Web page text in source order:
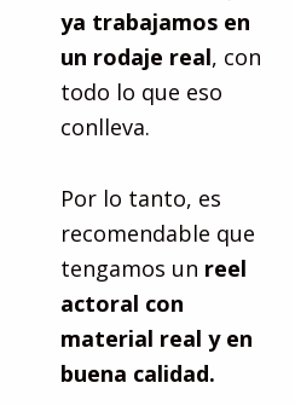
ya trabajamos en
un rodaje real, con
todo lo que eso
conlleva.
Por lo tanto, es
recomendable que
tengamos un reel
actoral con
material real y en
buena calidad.